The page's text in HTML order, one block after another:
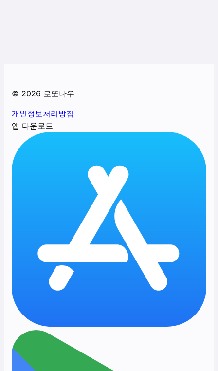
© 2026 로또나우
개인정보처리방침
앱 다운로드